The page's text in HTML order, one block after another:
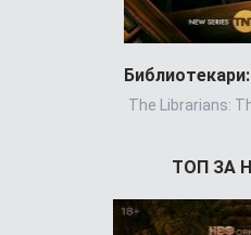
The Librarians:
ТОП ЗА